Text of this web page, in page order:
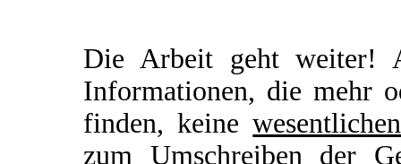
Die Arbeit geht weiter!
Informationen, die mehr
finden, keinewesentlichen
zum Umschreiben der